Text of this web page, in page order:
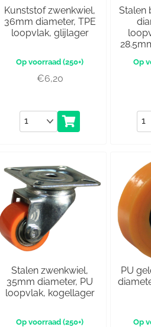
Kunststof zwenkwiel,
36mm diameter, TPE
loopvlak, glijlager
(250+)
€6,20
Aantal
Stalen
Stalen zwenkwiel,
35mm diameter, PU
loopvlak, kogellager
(250+)
PU